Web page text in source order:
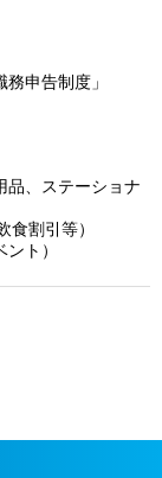
申告制度」
品、ステーショナ
食割引等）
ト）